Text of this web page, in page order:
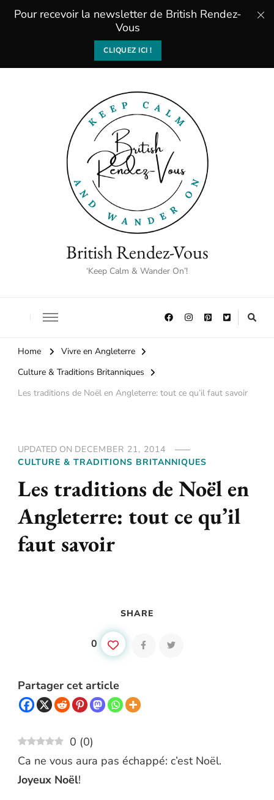
Pour recevoir la newsletter de British Rendez-
Vous
CLIQUEZ ICI !
British Rendez-Vous
‘Keep Calm & Wander On’!
Home
Vivre en Angleterre
Culture & Traditions Britanniques
Les traditions de Noël en Angleterre: tout ce qu’il faut savoir
UPDATED ON DECEMBER 21, 2014
CULTURE & TRADITIONS BRITANNIQUES
Les traditions de Noël en
Angleterre: tout ce qu’il
faut savoir
SHARE
0
Partager cet article
0 (0)
Ca ne vous aura pas échappé: c’est Noël.
Joyeux Noël!